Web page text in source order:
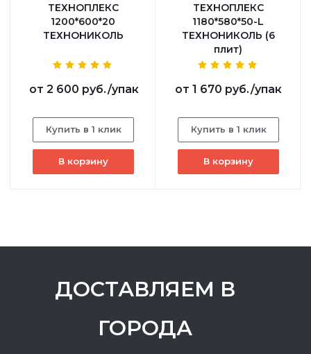
ТЕХНОПЛЕКС
1200*600*20
ТЕХНОНИКОЛЬ
от 2 600 руб./упак
Купить в 1 клик
В корзину
ТЕХНОПЛЕКС
1180*580*50-L
ТЕХНОНИКОЛЬ (6
плит)
от 1 670 руб./упак
Купить в 1 клик
В корзину
ДОСТАВЛЯЕМ В
ГОРОДА